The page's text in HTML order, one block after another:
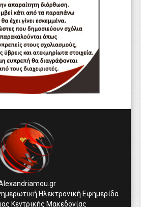
Ηλεκτρονική Εφημερίδα
Κεντρικής Μακεδονίας